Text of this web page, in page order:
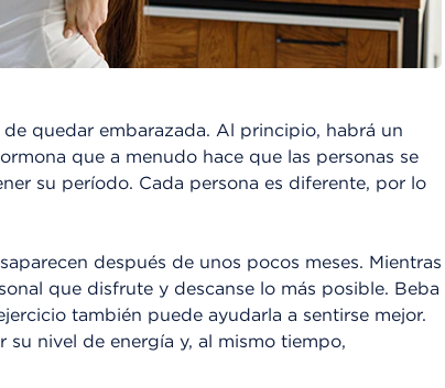
quedar embarazada. Al principio, habrá un
que a menudo hace que las personas se
su período. Cada persona es diferente, por lo
después de unos pocos meses. Mientras
que disfrute y descanse lo más posible. Beba
también puede ayudarla a sentirse mejor.
nivel de energía y, al mismo tiempo,